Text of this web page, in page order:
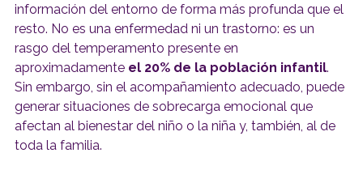
información del entorno de forma más profunda que el
resto. No es una enfermedad ni un trastorno: es un
rasgo del temperamento presente en
aproximadamente el 20% de la población infantil.
Sin embargo, sin el acompañamiento adecuado, puede
generar situaciones de sobrecarga emocional que
afectan al bienestar del niño o la niña y, también, al de
toda la familia.